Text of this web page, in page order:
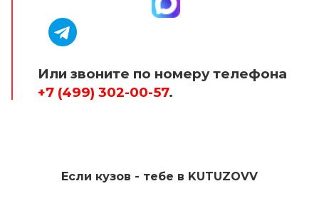
Или звоните по номеру телефона
+7 (499) 302-00-57.
Если кузов - тебе в KUTUZOVV